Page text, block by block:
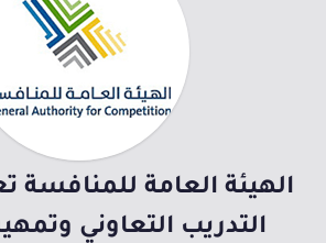
الهيئة العامة للمنافسة
التدريب التعاوني